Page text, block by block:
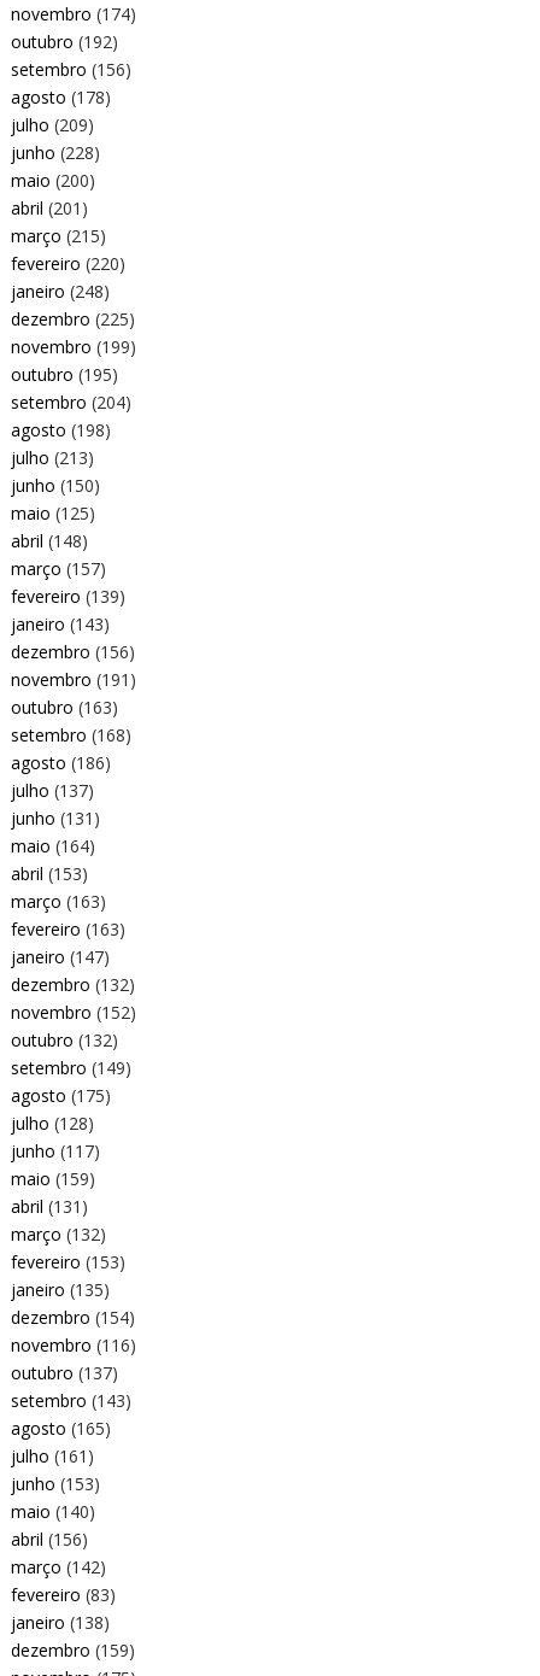
novembro (174)
outubro (192)
setembro (156)
agosto (178)
julho (209)
junho (228)
maio (200)
abril (201)
março (215)
fevereiro (220)
janeiro (248)
dezembro (225)
novembro (199)
outubro (195)
setembro (204)
agosto (198)
julho (213)
junho (150)
maio (125)
abril (148)
março (157)
fevereiro (139)
janeiro (143)
dezembro (156)
novembro (191)
outubro (163)
setembro (168)
agosto (186)
julho (137)
junho (131)
maio (164)
abril (153)
março (163)
fevereiro (163)
janeiro (147)
dezembro (132)
novembro (152)
outubro (132)
setembro (149)
agosto (175)
julho (128)
junho (117)
maio (159)
abril (131)
março (132)
fevereiro (153)
janeiro (135)
dezembro (154)
novembro (116)
outubro (137)
setembro (143)
agosto (165)
julho (161)
junho (153)
maio (140)
abril (156)
março (142)
fevereiro (83)
janeiro (138)
dezembro (159)